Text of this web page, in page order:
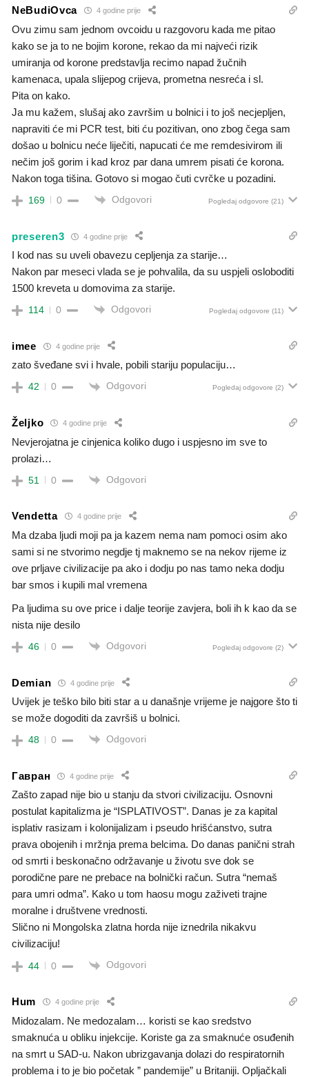
NeBudiOvca 4 godine prije
Ovu zimu sam jednom ovcoidu u razgovoru kada me pitao
kako se ja to ne bojim korone, rekao da mi najveći rizik
umiranja od korone predstavlja recimo napad žučnih
kamenaca, upala slijepog crijeva, prometna nesreća i sl.
Pita on kako.
Ja mu kažem, slušaj ako završim u bolnici i to još necjepljen,
napraviti će mi PCR test, biti ću pozitivan, ono zbog čega sam
došao u bolnicu neće liječiti, napucati će me remdesivirom ili
nečim još gorim i kad kroz par dana umrem pisati će korona.
Nakon toga tišina. Gotovo si mogao čuti cvrčke u pozadini.
169 0 Odgovori Pogledaj odgovore (21)
preseren3 4 godine prije
I kod nas su uveli obavezu cepljenja za starije…
Nakon par meseci vlada se je pohvalila, da su uspjeli osloboditi
1500 kreveta u domovima za starije.
114 0 Odgovori Pogledaj odgovore (11)
imee 4 godine prije
zato šveđane svi i hvale, pobili stariju populaciju…
42 0 Odgovori Pogledaj odgovore (2)
Željko 4 godine prije
Nevjerojatna je cinjenica koliko dugo i uspjesno im sve to
prolazi…
51 0 Odgovori
Vendetta 4 godine prije
Ma dzaba ljudi moji pa ja kazem nema nam pomoci osim ako
sami si ne stvorimo negdje tj maknemo se na nekov rijeme iz
ove prljave civilizacije pa ako i dodju po nas tamo neka dodju
bar smos i kupili mal vremena
Pa ljudima su ove price i dalje teorije zavjera, boli ih k kao da se
nista nije desilo
46 0 Odgovori Pogledaj odgovore (2)
Demian 4 godine prije
Uvijek je teško bilo biti star a u današnje vrijeme je najgore što ti
se može dogoditi da završiš u bolnici.
48 0 Odgovori
Гавран 4 godine prije
Zašto zapad nije bio u stanju da stvori civilizaciju. Osnovni
postulat kapitalizma je “ISPLATIVOST”. Danas je za kapital
isplativ rasizam i kolonijalizam i pseudo hrišćanstvo, sutra
prava obojenih i mržnja prema belcima. Do danas panični strah
od smrti i beskonačno održavanje u životu sve dok se
porodične pare ne prebace na bolnički račun. Sutra “nemaš
para umri odma”. Kako u tom haosu mogu zaživeti trajne
moralne i društvene vrednosti.
Slično ni Mongolska zlatna horda nije iznedrila nikakvu
civilizaciju!
44 0 Odgovori
Hum 4 godine prije
Midozalam. Ne medozalam… koristi se kao sredstvo
smaknuća u obliku injekcije. Koriste ga za smaknuće osuđenih
na smrt u SAD-u. Nakon ubrizgavanja dolazi do respiratornih
problema i to je bio početak ” pandemije” u Britaniji. Opljačkali